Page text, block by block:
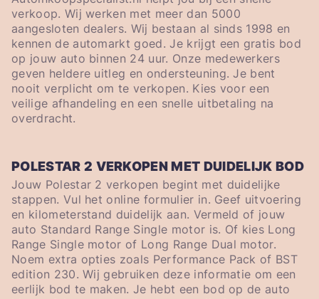
verkoop. Wij werken met meer dan 5000
aangesloten dealers. Wij bestaan al sinds 1998 en
kennen de automarkt goed. Je krijgt een gratis bod
op jouw auto binnen 24 uur. Onze medewerkers
geven heldere uitleg en ondersteuning. Je bent
nooit verplicht om te verkopen. Kies voor een
veilige afhandeling en een snelle uitbetaling na
overdracht.
POLESTAR 2 VERKOPEN MET DUIDELIJK BOD
Jouw Polestar 2 verkopen begint met duidelijke
stappen. Vul het online formulier in. Geef uitvoering
en kilometerstand duidelijk aan. Vermeld of jouw
auto Standard Range Single motor is. Of kies Long
Range Single motor of Long Range Dual motor.
Noem extra opties zoals Performance Pack of BST
edition 230. Wij gebruiken deze informatie om een
eerlijk bod te maken. Je hebt een bod op de auto